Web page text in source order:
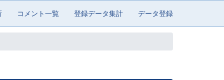
コメント一覧 登録データ集計 データ登録